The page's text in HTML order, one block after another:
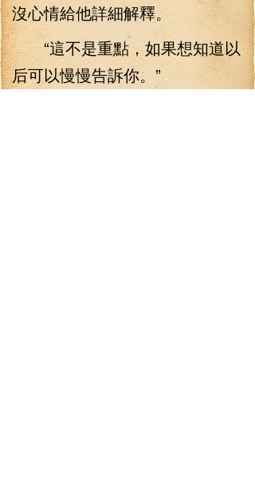
沒心情給他詳細解釋。
“這不是重點，如果想知道以
后可以慢慢告訴你。”